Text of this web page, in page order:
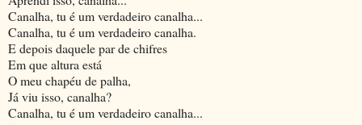
Canalha, tu é um verdadeiro canalha...
Canalha, tu é um verdadeiro canalha.
E depois daquele par de chifres
Em que altura está
O meu chapéu de palha,
Já viu isso, canalha?
Canalha, tu é um verdadeiro canalha...